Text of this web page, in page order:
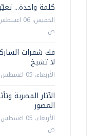
كلمة واحدة...
ص
فك شفرات
لا تشيخ
الأربعاء، 05 اغسطس 2026 12:00 م
الآثار المصرية
العصور
ص